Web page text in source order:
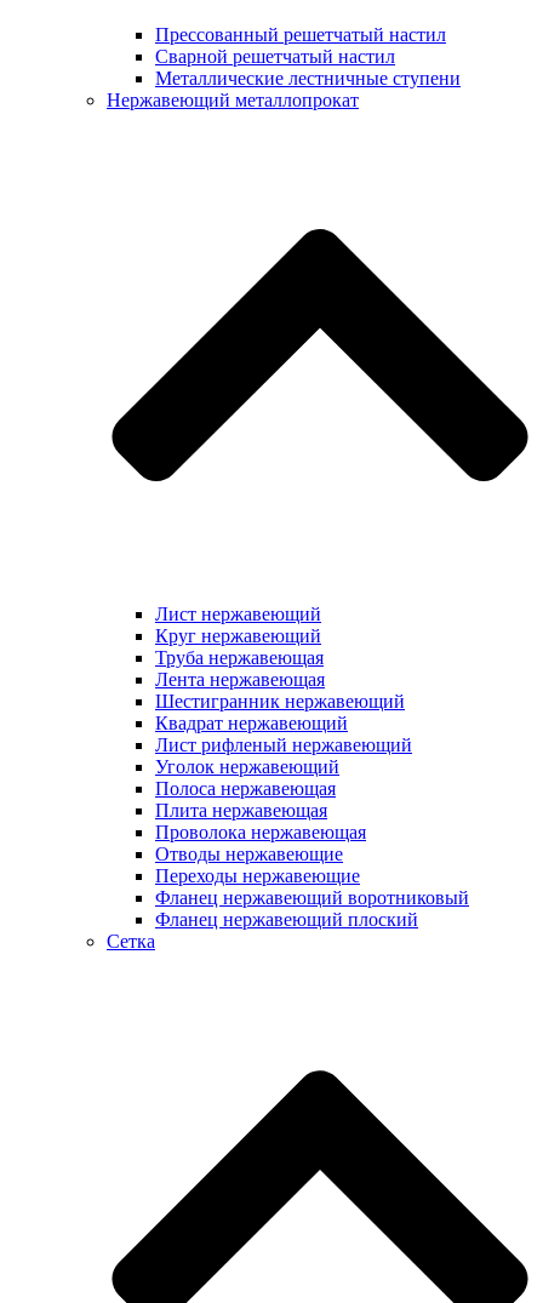
Прессованный решетчатый настил
Сварной решетчатый настил
Металлические лестничные ступени
Нержавеющий металлопрокат
Лист нержавеющий
Круг нержавеющий
Труба нержавеющая
Лента нержавеющая
Шестигранник нержавеющий
Квадрат нержавеющий
Лист рифленый нержавеющий
Уголок нержавеющий
Полоса нержавеющая
Плита нержавеющая
Проволока нержавеющая
Отводы нержавеющие
Переходы нержавеющие
Фланец нержавеющий воротниковый
Фланец нержавеющий плоский
Сетка